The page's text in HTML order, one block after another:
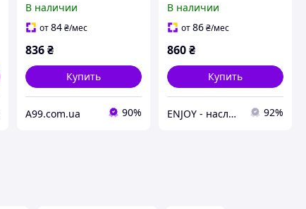
Console Storage
Organizer Marble
В наличии
от84 ₴/мес
836 ₴
Купить
A99.com.ua 90%
OrganizeFun Series Car
Console Storage
В наличии
от86₴/мес
860₴
Купить
ENJOY - наслаждайтесь покупками вместе с нами! 92%